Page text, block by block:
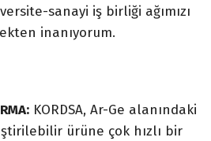
sanayi iş birliği ağımızı
inanıyorum.
KORDSA, Ar-Ge alanındaki
ürüne çok hızlı bir